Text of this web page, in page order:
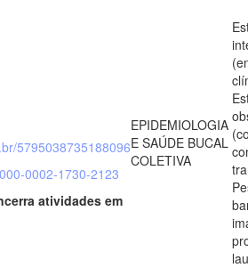
5795038735188096
0002-1730-2123
atividades em
EPIDEMIOLOGIA
E SAÚDE BUCAL
COLETIVA